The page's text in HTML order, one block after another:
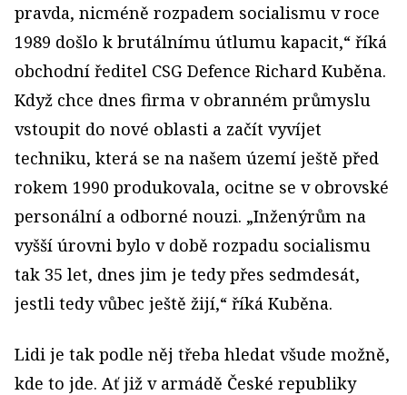
pravda, nicméně rozpadem socialismu v roce
1989 došlo k brutálnímu útlumu kapacit,“ říká
obchodní ředitel CSG Defence Richard Kuběna.
Když chce dnes firma v obranném průmyslu
vstoupit do nové oblasti a začít vyvíjet
techniku, která se na našem území ještě před
rokem 1990 produkovala, ocitne se v obrovské
personální a odborné nouzi. „Inženýrům na
vyšší úrovni bylo v době rozpadu socialismu
tak 35 let, dnes jim je tedy přes sedmdesát,
jestli tedy vůbec ještě žijí,“ říká Kuběna.
Lidi je tak podle něj třeba hledat všude možně,
kde to jde. Ať již v armádě České republiky